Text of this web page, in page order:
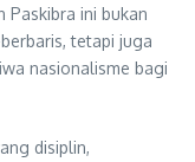
Paskibra ini bukan
tetapi juga
nasionalisme bagi
disiplin,